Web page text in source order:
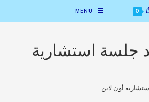
0
MENU
استشارية
أون لاين